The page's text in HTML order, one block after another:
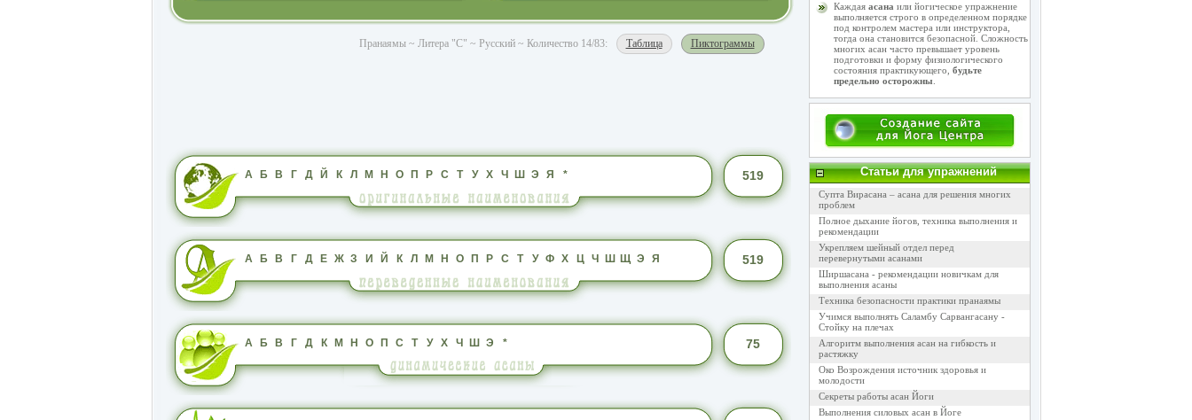
Пиктограммы
Таблица
Пранаямы ~ Литера "С" ~ Русский ~ Количество 14/83:
А Б В Г Д Й К Л М Н О П Р С Т У Х Ч Ш Э Я * 519
А Б В Г Д Е Ж З И Й К Л М Н О П Р С Т У Ф Х Ц Ч Ш Щ Э Я 519
А Б В Г Д К М Н О П С Т У Х Ч Ш Э * 75
Каждая асана или йогическое упражнение
выполняется строго в определенном порядке
под контролем мастера или инструктора,
тогда она становится безопасной. Сложность
многих асан часто превышает уровень
подготовки и форму физиологического
состояния практикующего, будьте
предельно осторожны
Статьи для упражнений
Супта Вирасана – асана для решения многих
проблем
Полное дыхание йогов, техника выполнения и
рекомендации
Укрепляем шейный отдел перед
перевернутыми асанами
Ширшасана - рекомендации новичкам для
выполнения асаны
Техника безопасности практики пранаямы
Учимся выполнять Саламбу Сарвангасану -
Стойку на плечах
Алгоритм выполнения асан на гибкость и
растяжку
Око Возрождения источник здоровья и
молодости
Секреты работы асан Йоги
Выполнения силовых асан в Йоге